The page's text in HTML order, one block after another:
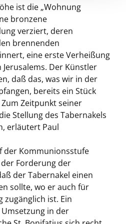
ist die „Wohnung
bronzene
verziert, deren
brennenden
eine erste Verheißung
Der Künstler
daß das, was wir in der
bereits ein Stück
Zeitpunkt seiner
Stellung des Tabernakels
erläutert Paul
der Kommunionsstufe
Forderung der
der Tabernakel einen
sollte, wo er auch für
zugänglich ist. Ein
in der